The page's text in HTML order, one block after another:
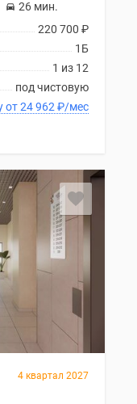
26 мин.
220 700 ₽
1Б
1 из 12
под чистовую
В ипотеку от 24 962 ₽/мес
4 квартал 2027